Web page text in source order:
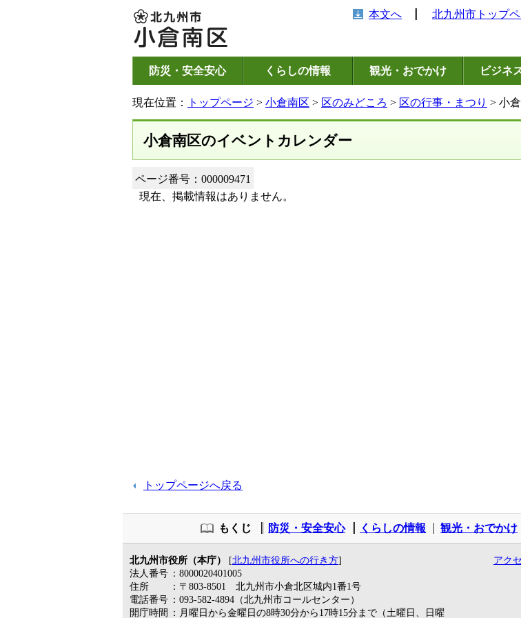
本文へ 北九州市トップ
防災・安全安心 くらしの情報 観光・おでかけ ビジネ
現在位置： トップページ > 小倉南区 > 区のみどころ > 区の行事・まつり > 小
小倉南区のイベントカレンダー
ページ番号：000009471
現在、掲載情報はありません。
トップページへ戻る
もくじ 防災・安全安心 くらしの情報 観光・おでかけ
北九州市役所（本庁） [北九州市役所への行き方]
法人番号 ：8000020401005
住所
：〒803-8501 北九州市小倉北区城内1番1号
電話番号 ：093-582-4894（北九州市コールセンター）
開庁時間
：月曜日から金曜日の8時30分から17時15分まで（土曜日、日曜
アク